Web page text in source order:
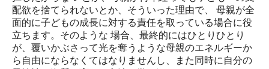
配欲を捨てられないとか、そういった理由で、 母親が全
面的に子どもの成長に対する責任を取っている場合に役
立ちます。そのような 場合、最終的にはひとりひとり
が、覆いかぶさって光を奪うような母親のエネルギーか
ら自由にならなくてはなりませんし、また同時に自分の